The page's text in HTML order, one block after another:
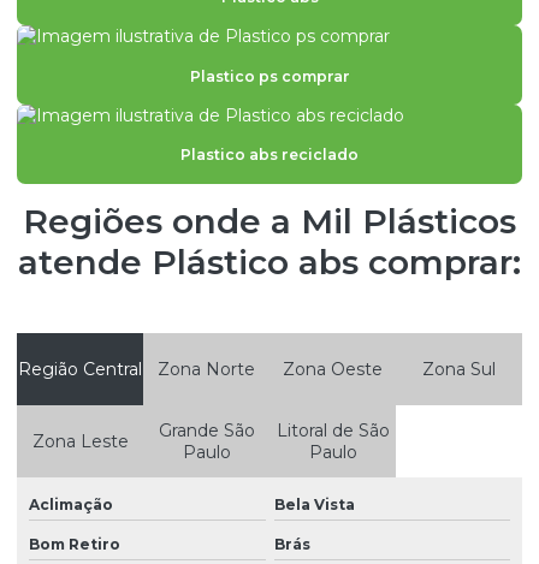
Plastico abs
Plástico abs comprar
Plastico abs onde comprar
Plastico abs reciclado
Plastico poliestireno
Plastico pp granulado
Plastico ps comprar
Plastico ps cristal
Plastico ps comprar
Plastico abs reciclado
Regiões onde a Mil Plásticos
atende Plástico abs comprar:
Região Central Zona Norte Zona Oeste Zona Sul
Zona Leste
Grande São
Paulo
Litoral de São
Paulo
Aclimação Bela Vista
Bom Retiro Brás